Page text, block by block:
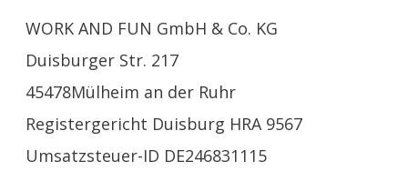
WORK AND FUN GmbH & Co. KG
Duisburger Str. 217
45478Mülheim an der Ruhr
Registergericht Duisburg HRA 9567
Umsatzsteuer-ID DE246831115